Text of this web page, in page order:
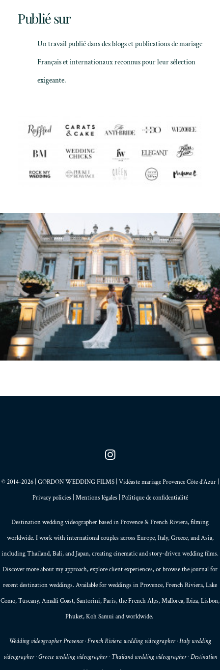
Publié sur
Un travail publié dans des blogs et publications de mariage
Français et internationaux reconnus pour leur sélection
exigeante.
© 2014-2026 | GORDON WEDDING FILMS | Vidéaste mariage Provence Côte d’Azur |
Privacy policies| Mentions légales| Politique de confidentialité
Destination wedding videographer based inProvence&French Riviera, filming
worldwide. I work with international couples across Europe,Italy,Greece, andAsia,
including Thailand,Bali, andJapan, creatingcinematic and story-driven wedding films.
Discover more about myapproach, exploreclient experiences, or browse thejournalfor
recent destination weddings. Available for weddings in Provence, French Riviera, Lake
Como, Tuscany, Amalfi Coast,Santorini,Paris, theFrench Alps,Mallorca, Ibiza,Lisbon,
Phuket, Koh Samui and worldwide.
Wedding videographer Provence · French Riviera wedding videographer · Italy wedding
videographer · Greece wedding videographer · Thailand wedding videographer · Destination